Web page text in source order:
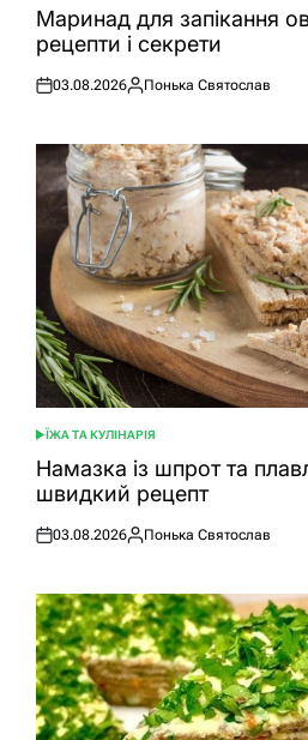
УМаринад для запікання
рецепти і секрети
Оприлюднено
03.08.2026
Опубліковано
Понька Святослав
ОПУБЛІКУВАТИ
У
ЇЖА ТА КУЛІНАРІЯ
Намазка із шпрот та
швидкий рецепт
Оприлюднено
03.08.2026
Опубліковано
Понька Святослав